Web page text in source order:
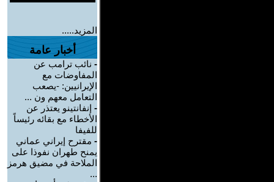
المزيد.....
أخبار عامة
- نائب ترامب عن
المفاوضات مع
الإيرانيين: -يصعب
التعامل معهم ون ...
- إنفانتينو يعتذر عن
الأخطاء مع بقائه رئيساً
للفيفا
- مقترح إيراني عماني
يمنح طهران نفوذا على
الملاحة في مضيق هرمز
...